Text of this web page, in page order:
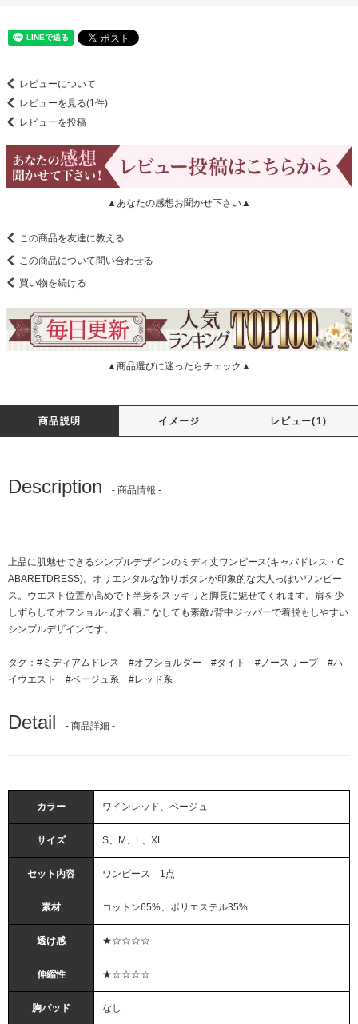
レビューについて
レビューを見る(1件)
レビューを投稿
▲あなたの感想お聞かせ下さい▲
この商品を友達に教える
この商品について問い合わせる
買い物を続ける
▲商品選びに迷ったらチェック▲
商品説明 イメージ レビュー(1)
Description - 商品情報 -
上品に肌魅せできるシンプルデザインのミディ丈ワンピース(キャバドレス・C
ABARETDRESS)。オリエンタルな飾りボタンが印象的な大人っぽいワンピー
ス。ウエスト位置が高めで下半身をスッキリと脚長に魅せてくれます。肩を少
しずらしてオフショルっぽく着こなしても素敵♪背中ジッパーで着脱もしやすい
シンプルデザインです。
タグ： #ミディアムドレス #オフショルダー #タイト #ノースリーブ
#ハ
イウエスト
#ベージュ系 #レッド系
Detail - 商品詳細 -
カラー ワインレッド、ベージュ
サイズ S、M、L、XL
セット内容 ワンピース 1点
素材 コットン65%、ポリエステル35%
透け感 ★☆☆☆☆
伸縮性 ★☆☆☆☆
胸パッド なし